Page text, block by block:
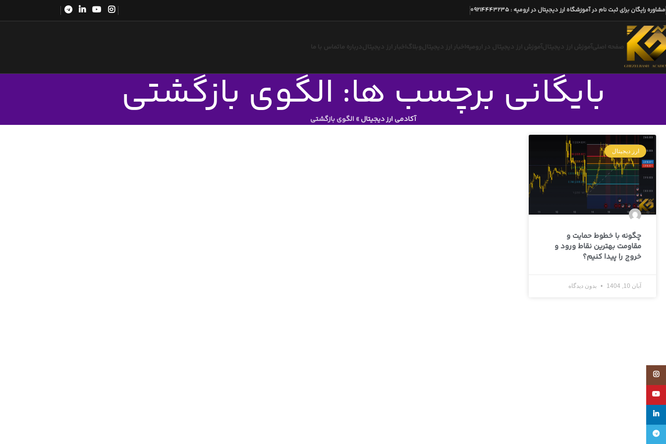
مشاوره رایگان برای ثبت نام در آموزشگاه ارز دیجیتال در ارومیه :
09214443235
صفحه اصلیآموزش ارز دیجیتالآموزش ارز دیجیتال در ارومیه اخبار ارز دیجیتالوبلاگ اخبار ارز دیجیتالدرباره ماتماس با ما
بایگانی برچسب ها: الگوی بازگشتی
آکادمی ارز دیجیتال» الگوی بازگشتی
ارز دیجیتال
چگونه با خطوط حمایت و
مقاومت بهترین نقاط ورود و
خروج را پیدا کنیم؟
آبان 10, 1404 بدون دیدگاه